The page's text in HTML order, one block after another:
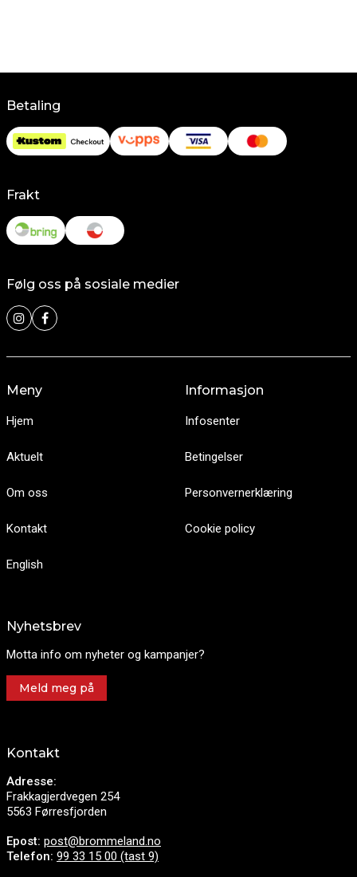
Betaling
Frakt
Følg oss på sosiale medier
Meny
Hjem
Aktuelt
Om oss
Kontakt
English
Informasjon
Infosenter
Betingelser
Personvernerklæring
Cookie policy
Nyhetsbrev
Motta info om nyheter og kampanjer?
Meld meg på
Kontakt
Adresse:
Frakkagjerdvegen 254
5563 Førresfjorden
Epost: post@brommeland.no
Telefon: 99 33 15 00 (tast 9)